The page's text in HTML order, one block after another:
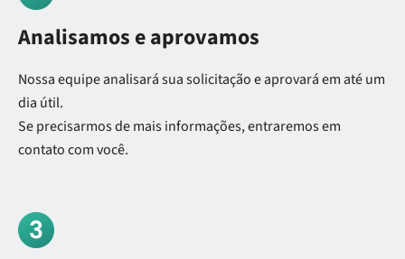
Analisamos e aprovamos
Nossa equipe analisará sua solicitação e aprovará em até um
dia útil.
Se precisarmos de mais informações, entraremos em
contato com você.